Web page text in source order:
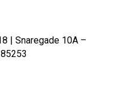
| Snaregade 10A –